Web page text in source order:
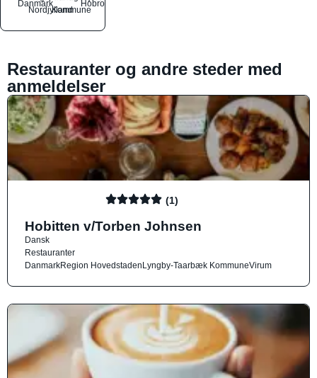
Danmark
Nordjylland
Kommune
Hobro
Restauranter og andre steder med
anmeldelser
(1)
Hobitten v/Torben Johnsen
Dansk
Restauranter
DanmarkRegion HovedstadenLyngby-Taarbæk KommuneVirum